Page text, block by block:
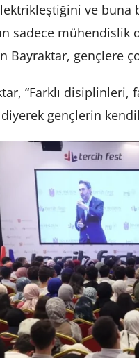
ve buna
sadece mühendislik
Bayraktar, gençlere
“Farklı disiplinleri,
diyerek gençlerin